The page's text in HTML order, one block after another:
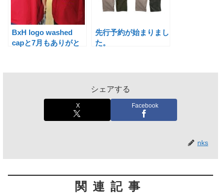
BxH logo washed
capと7月もありがと
先行予約が始まりまし
た。
シェアする
X Facebook
nks
関連記事